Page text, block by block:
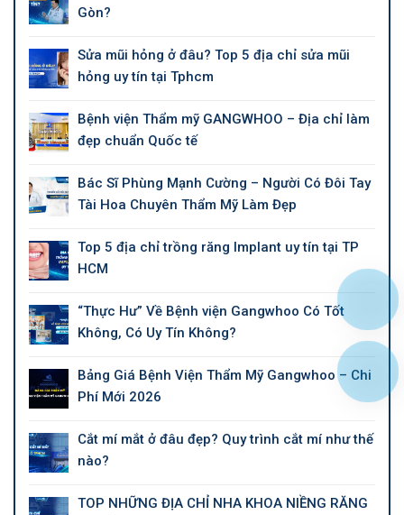
Gòn?
Sửa mũi hỏng ở đâu? Top 5 địa chỉ sửa mũi
hỏng uy tín tại Tphcm
Bệnh viện Thẩm mỹ GANGWHOO – Địa chỉ làm
đẹp chuẩn Quốc tế
Bác Sĩ Phùng Mạnh Cường – Người Có Đôi Tay
Tài Hoa Chuyên Thẩm Mỹ Làm Đẹp
Top 5 địa chỉ trồng răng Implant uy tín tại TP
HCM
“Thực Hư” Về Bệnh viện Gangwhoo Có Tốt
Không, Có Uy Tín Không?
Bảng Giá Bệnh Viện Thẩm Mỹ Gangwhoo – Chi
Phí Mới 2026
Cắt mí mắt ở đâu đẹp? Quy trình cắt mí như thế
nào?
TOP NHỮNG ĐỊA CHỈ NHA KHOA NIỀNG RĂNG